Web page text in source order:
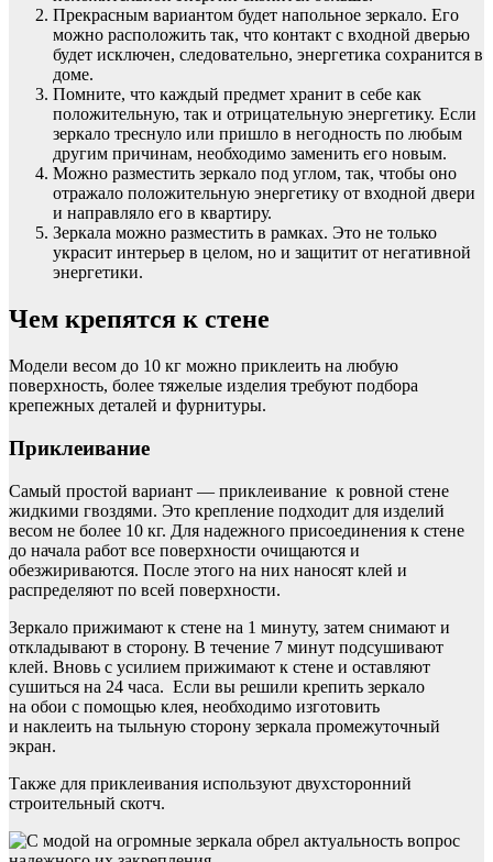
Прекрасным вариантом будет напольное зеркало. Его
можно расположить так, что контакт с входной дверью
будет исключен, следовательно, энергетика сохранится в
доме.
Помните, что каждый предмет хранит в себе как
положительную, так и отрицательную энергетику. Если
зеркало треснуло или пришло в негодность по любым
другим причинам, необходимо заменить его новым.
Можно разместить зеркало под углом, так, чтобы оно
отражало положительную энергетику от входной двери
и направляло его в квартиру.
Зеркала можно разместить в рамках. Это не только
украсит интерьер в целом, но и защитит от негативной
энергетики.
Чем крепятся к стене
Модели весом до 10 кг можно приклеить на любую
поверхность, более тяжелые изделия требуют подбора
крепежных деталей и фурнитуры.
Приклеивание
Самый простой вариант — приклеивание к ровной стене
жидкими гвоздями. Это крепление подходит для изделий
весом не более 10 кг. Для надежного присоединения к стене
до начала работ все поверхности очищаются и
обезжириваются. После этого на них наносят клей и
распределяют по всей поверхности.
Зеркало прижимают к стене на 1 минуту, затем снимают и
откладывают в сторону. В течение 7 минут подсушивают
клей. Вновь с усилием прижимают к стене и оставляют
сушиться на 24 часа. Если вы решили крепить зеркало
на обои с помощью клея, необходимо изготовить
и наклеить на тыльную сторону зеркала промежуточный
экран.
Также для приклеивания используют двухсторонний
строительный скотч.